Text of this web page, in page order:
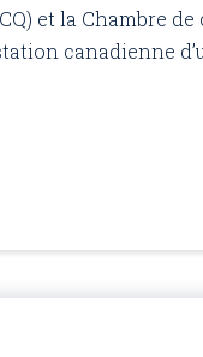
et la Chambre
canadienne